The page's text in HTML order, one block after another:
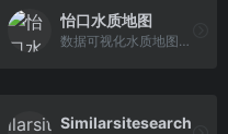
怡口水质地图
数据可视化水质地图，很直观
Similarsitesearch